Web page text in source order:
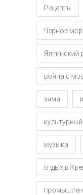
Рецепты
Черное
Ялтинский
война с
зима
музыка
отдых в